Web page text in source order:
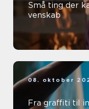
Små ting der
venskab
08. oktober
Fra graffiti til